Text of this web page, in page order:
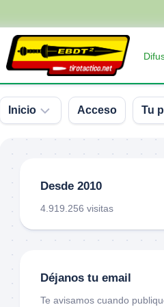
Inicio
Donativos
Acceso Tu
Desde 2010
4.919.256 visitas
Déjanos tu email
Te avisamos cuando